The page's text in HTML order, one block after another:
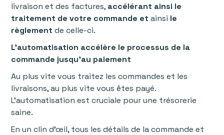
livraison et des factures, accélérant ainsi le
traitement de votre commande etainsi le
règlementde celle-ci.
L'automatisation accélère le processus de la
commande jusqu'au paiement
Au plus vite vous traitez les commandes et les
livraisons, au plus vite vous êtes payé.
L'automatisation est cruciale pour une trésorerie
saine.
En un clin d’œil, tous les détails de la commande et